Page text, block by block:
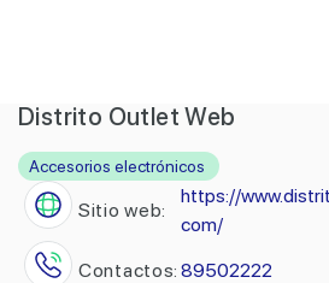
Distrito Outlet Web
Accesorios electrónicos
Sitio web:
https://
com/
Contactos: 89502222